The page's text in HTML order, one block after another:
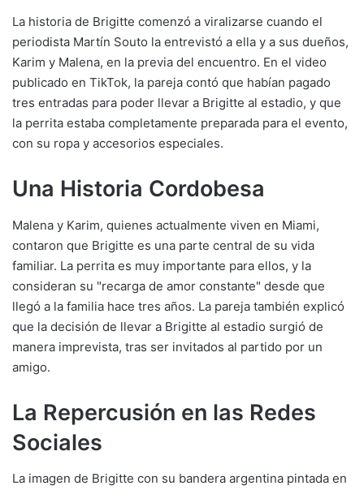
La historia de Brigitte comenzó a viralizarse cuando el
periodista Martín Souto la entrevistó a ella y a sus dueños,
Karim y Malena, en la previa del encuentro. En el video
publicado en TikTok, la pareja contó que habían pagado
tres entradas para poder llevar a Brigitte al estadio, y que
la perrita estaba completamente preparada para el evento,
con su ropa y accesorios especiales.
Una Historia Cordobesa
Malena y Karim, quienes actualmente viven en Miami,
contaron que Brigitte es una parte central de su vida
familiar. La perrita es muy importante para ellos, y la
consideran su "recarga de amor constante" desde que
llegó a la familia hace tres años. La pareja también explicó
que la decisión de llevar a Brigitte al estadio surgió de
manera imprevista, tras ser invitados al partido por un
amigo.
La Repercusión en las Redes
Sociales
La imagen de Brigitte con su bandera argentina pintada en